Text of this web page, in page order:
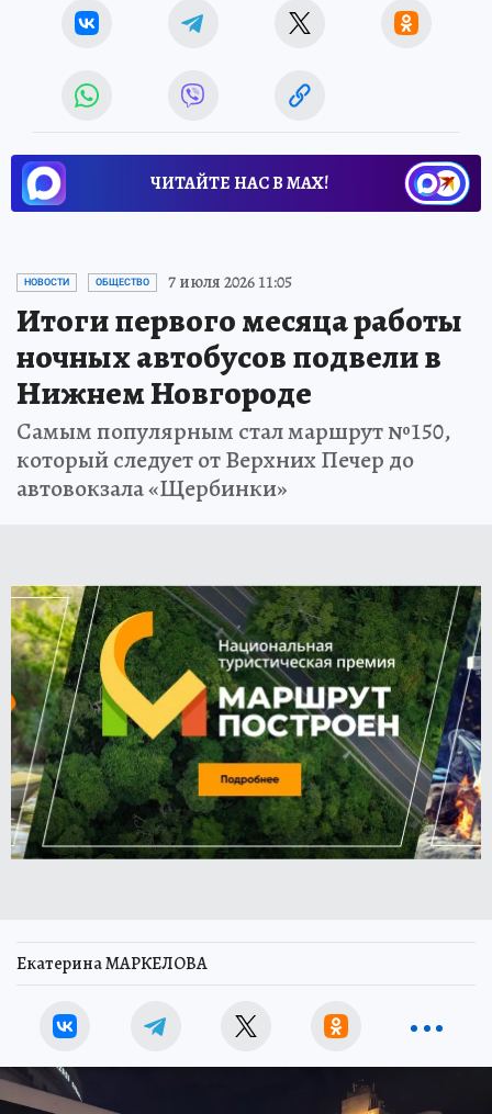
ЧИТАЙТЕ НАС В МАХ!
НОВОСТИ ОБЩЕСТВО 7 июля 2026 11:05
Итоги первого месяца работы
ночных автобусов подвели в
Нижнем Новгороде
Самым популярным стал маршрут №150,
который следует от Верхних Печер до
автовокзала «Щербинки»
Екатерина МАРКЕЛОВА